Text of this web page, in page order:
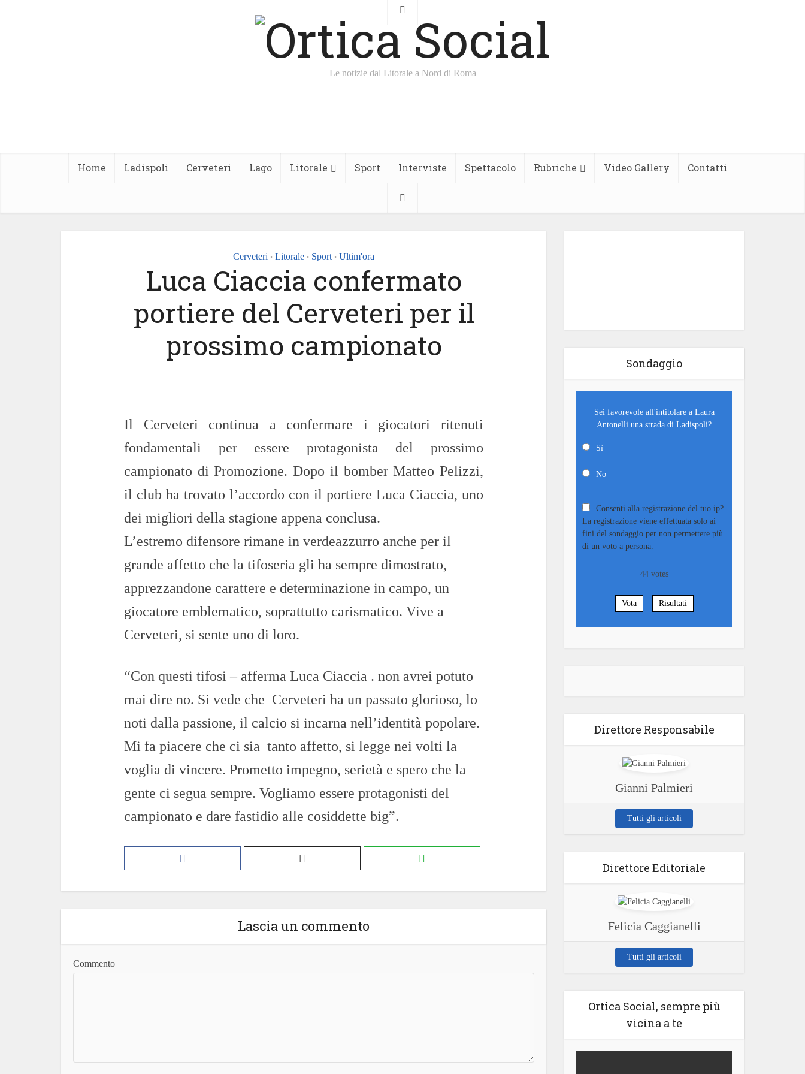
Le notizie dal Litorale a Nord di Roma
Home Ladispoli Cerveteri Lago Litorale Sport Interviste Spettacolo Rubriche Video Gallery Contatti
Cerveteri • Litorale • Sport • Ultim'ora
Luca Ciaccia confermato
portiere del Cerveteri per il
prossimo campionato
Il Cerveteri continua a confermare i giocatori ritenuti
fondamentali per essere protagonista del prossimo
campionato di Promozione. Dopo il bomber Matteo Pelizzi,
il club ha trovato l’accordo con il portiere Luca Ciaccia, uno
dei migliori della stagione appena conclusa.
L’estremo difensore rimane in verdeazzurro anche per il
grande affetto che la tifoseria gli ha sempre dimostrato,
apprezzandone carattere e determinazione in campo, un
giocatore emblematico, soprattutto carismatico. Vive a
Cerveteri, si sente uno di loro.
“Con questi tifosi – afferma Luca Ciaccia . non avrei potuto
mai dire no. Si vede che Cerveteri ha un passato glorioso, lo
noti dalla passione, il calcio si incarna nell’identità popolare.
Mi fa piacere che ci sia tanto affetto, si legge nei volti la
voglia di vincere. Prometto impegno, serietà e spero che la
gente ci segua sempre. Vogliamo essere protagonisti del
campionato e dare fastidio alle cosiddette big”.
Lascia un commento
Commento
Sondaggio
Sei favorevole all'intitolare a Laura
Antonelli una strada di Ladispoli?
Sì
No
Consenti alla registrazione del tuo ip?
La registrazione viene effettuata solo ai
fini del sondaggio per non permettere più
di un voto a persona.
44votes
Vota Risultati
Direttore Responsabile
Gianni Palmieri
Tutti gli articoli
Direttore Editoriale
Felicia Caggianelli
Tutti gli articoli
Ortica Social, sempre più
vicina a te